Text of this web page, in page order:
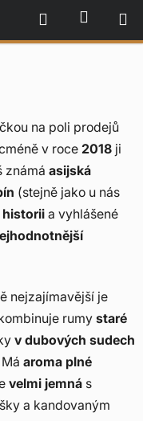
Hledat
na poli prodejů
v roce 2018 ji
známá asijská
(stejně jako u nás
historii a vyhlášené
nejzajímavější je
rumystaré
v dubových sudech
aroma plné
velmi jemná s
a kandovaným